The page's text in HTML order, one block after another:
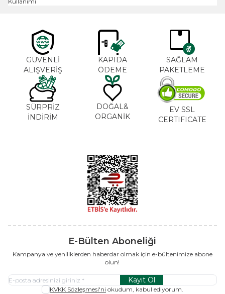
GÜVENLİ
ALIŞVERİŞ
KAPIDA
ÖDEME
SAĞLAM
PAKETLEME
SÜRPRİZ
İNDİRİM
DOĞAL&
ORGANİK
EV SSL
CERTIFICATE
E-Bülten Aboneliği
Kampanya ve yeniliklerden haberdar olmak için e-bültenimize abone
olun!
Kayıt Ol
KVKK Sözleşmesi'ni okudum, kabul ediyorum.